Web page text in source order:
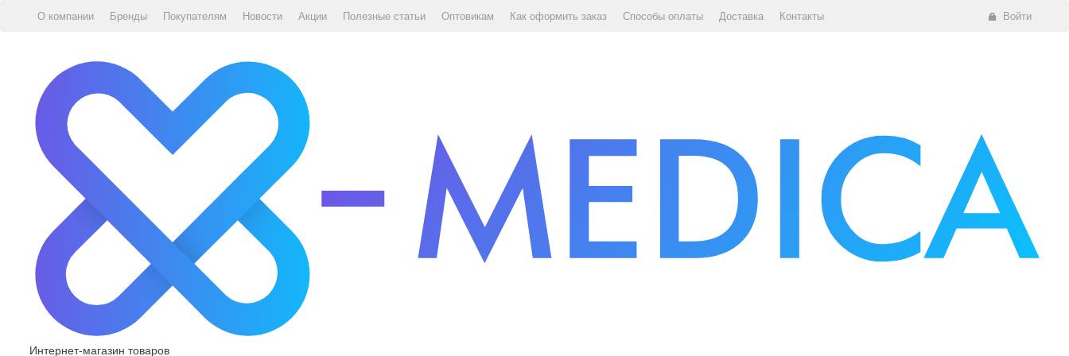
О компании Бренды Покупателям Новости Акции Полезные статьи Оптовикам Как оформить заказ Способы оплаты Доставка Контакты Войти
Интернет-магазин товаров